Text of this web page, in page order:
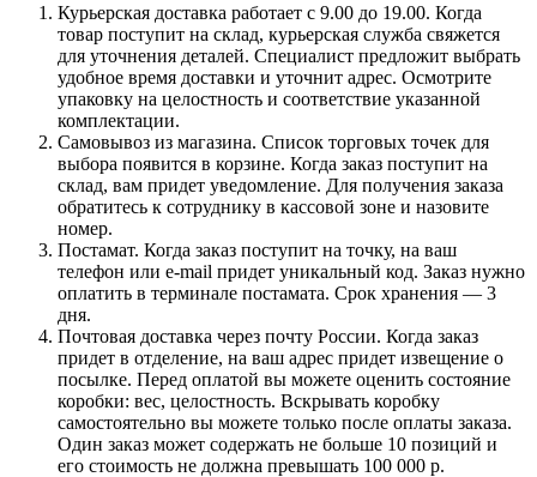
Курьерская доставка работает с 9.00 до 19.00. Когда
товар поступит на склад, курьерская служба свяжется
для уточнения деталей. Специалист предложит выбрать
удобное время доставки и уточнит адрес. Осмотрите
упаковку на целостность и соответствие указанной
комплектации.
Самовывоз из магазина. Список торговых точек для
выбора появится в корзине. Когда заказ поступит на
склад, вам придет уведомление. Для получения заказа
обратитесь к сотруднику в кассовой зоне и назовите
номер.
Постамат. Когда заказ поступит на точку, на ваш
телефон или e-mail придет уникальный код. Заказ нужно
оплатить в терминале постамата. Срок хранения — 3
дня.
Почтовая доставка через почту России. Когда заказ
придет в отделение, на ваш адрес придет извещение о
посылке. Перед оплатой вы можете оценить состояние
коробки: вес, целостность. Вскрывать коробку
самостоятельно вы можете только после оплаты заказа.
Один заказ может содержать не больше 10 позиций и
его стоимость не должна превышать 100 000 р.